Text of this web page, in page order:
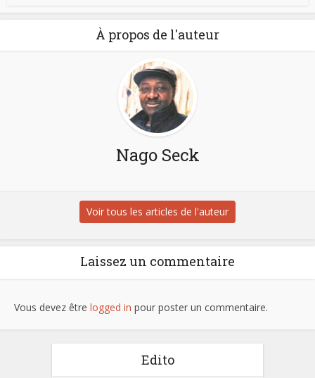
À propos de l'auteur
Nago Seck
Voir tous les articles de l'auteur
Laissez un commentaire
Vous devez être logged in pour poster un commentaire.
Edito